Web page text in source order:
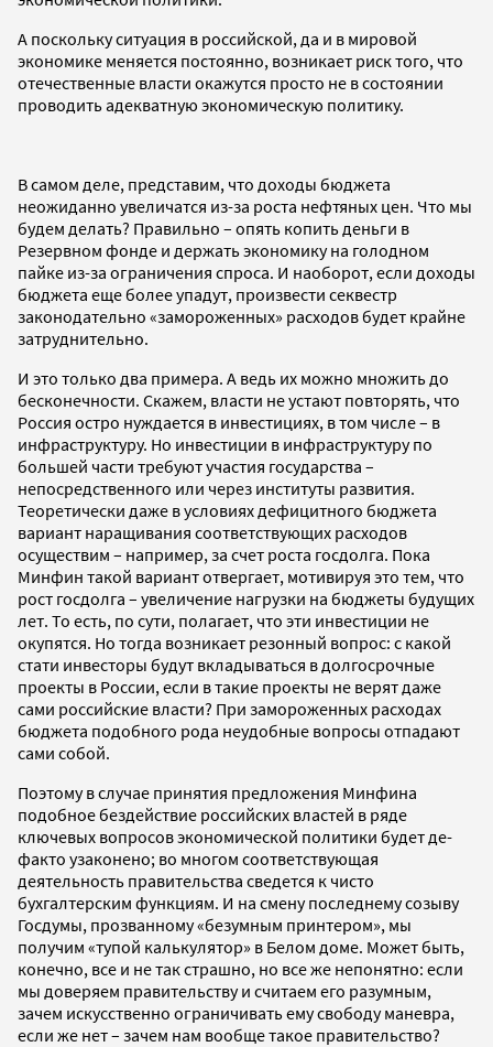
А поскольку ситуация в российской, да и в мировой
экономике меняется постоянно, возникает риск того, что
отечественные власти окажутся просто не в состоянии
проводить адекватную экономическую политику.
В самом деле, представим, что доходы бюджета
неожиданно увеличатся из-за роста нефтяных цен. Что мы
будем делать? Правильно – опять копить деньги в
Резервном фонде и держать экономику на голодном
пайке из-за ограничения спроса. И наоборот, если доходы
бюджета еще более упадут, произвести секвестр
законодательно «замороженных» расходов будет крайне
затруднительно.
И это только два примера. А ведь их можно множить до
бесконечности. Скажем, власти не устают повторять, что
Россия остро нуждается в инвестициях, в том числе – в
инфраструктуру. Но инвестиции в инфраструктуру по
большей части требуют участия государства –
непосредственного или через институты развития.
Теоретически даже в условиях дефицитного бюджета
вариант наращивания соответствующих расходов
осуществим – например, за счет роста госдолга. Пока
Минфин такой вариант отвергает, мотивируя это тем, что
рост госдолга – увеличение нагрузки на бюджеты будущих
лет. То есть, по сути, полагает, что эти инвестиции не
окупятся. Но тогда возникает резонный вопрос: с какой
стати инвесторы будут вкладываться в долгосрочные
проекты в России, если в такие проекты не верят даже
сами российские власти? При замороженных расходах
бюджета подобного рода неудобные вопросы отпадают
сами собой.
Поэтому в случае принятия предложения Минфина
подобное бездействие российских властей в ряде
ключевых вопросов экономической политики будет де-
факто узаконено; во многом соответствующая
деятельность правительства сведется к чисто
бухгалтерским функциям. И на смену последнему созыву
Госдумы, прозванному «безумным принтером», мы
получим «тупой калькулятор» в Белом доме. Может быть,
конечно, все и не так страшно, но все же непонятно: если
мы доверяем правительству и считаем его разумным,
зачем искусственно ограничивать ему свободу маневра,
если же нет – зачем нам вообще такое правительство?